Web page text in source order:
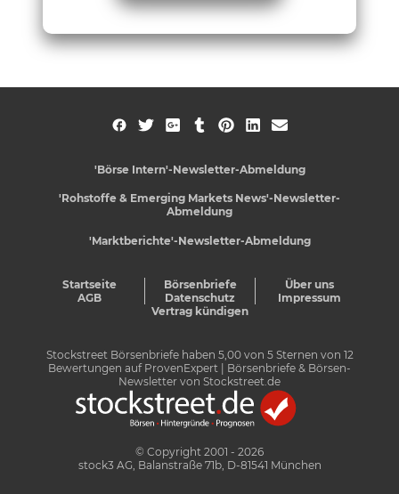
'Börse Intern'-Newsletter-Abmeldung
'Rohstoffe & Emerging Markets News'-Newsletter-
Abmeldung
'Marktberichte'-Newsletter-Abmeldung
Startseite Börsenbriefe
Über uns
AGB
Datenschutz
Impressum
Vertrag kündigen
Stockstreet Börsenbriefe haben 5,00von 5Sternen von 12
Bewertungen auf ProvenExpert
| Börsenbriefe & Börsen-
Newsletter von Stockstreet.de
© Copyright 2001 - 2026
stock3 AG, Balanstraße 71b, D-81541 München